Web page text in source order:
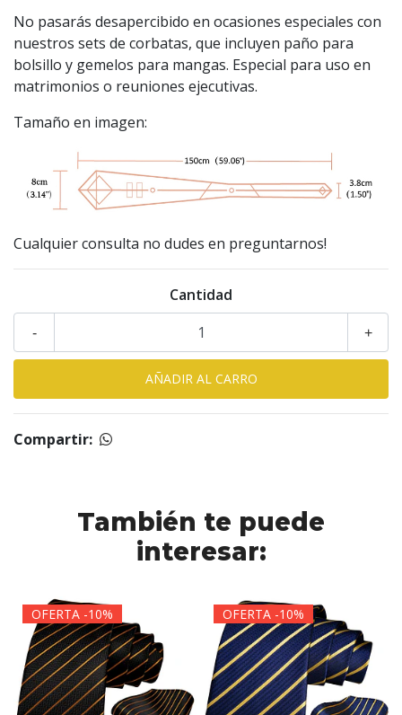
No pasarás desapercibido en ocasiones especiales con
nuestros sets de corbatas, que incluyen paño para
bolsillo y gemelos para mangas. Especial para uso en
matrimonios o reuniones ejecutivas.
Tamaño en imagen:
Cualquier consulta no dudes en preguntarnos!
Cantidad
+
-
Compartir:
También te puede
interesar:
OFERTA -10% OFERTA -10%